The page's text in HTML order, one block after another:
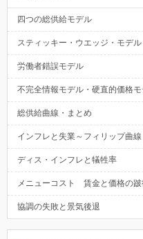
四つの総供給モデル
スティッキー・ウエッジ・モデル
労働者錯誤モデル
不完全情報モデル・硬直的価格
総供給曲線・まとめ
インフレと失業～フィリップ曲線
ディス・インフレと犠牲率
メニューコスト 賃金と価格の跛
協調の失敗と景気後退